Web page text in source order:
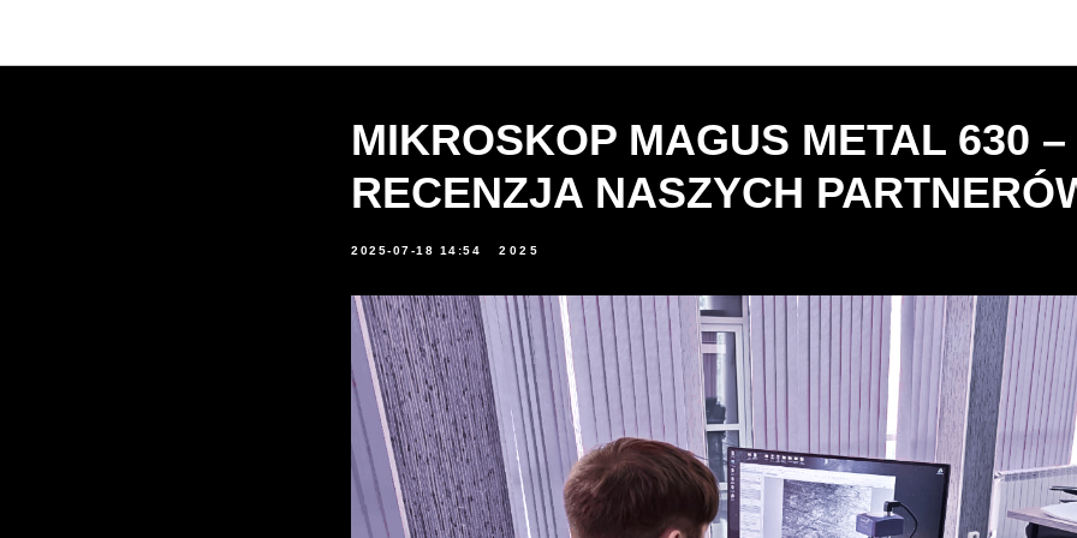
MIKROSKOP MAGUS METAL 630 –
RECENZJA NASZYCH
2025-07-18 14:54 2025